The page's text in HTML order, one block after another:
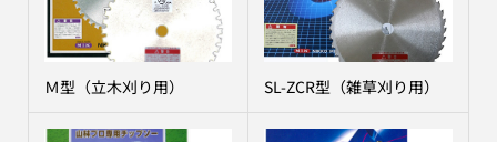
Ｍ型（立木刈り用） SL-ZCR型（雑草刈り用）